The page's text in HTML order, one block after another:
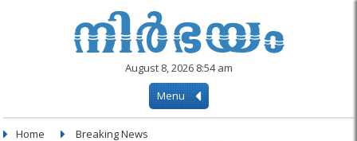
August 8, 2026 8:54 am
Menu
Home Breaking News